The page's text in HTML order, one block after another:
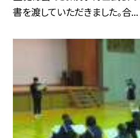
書を渡していただきました。合...